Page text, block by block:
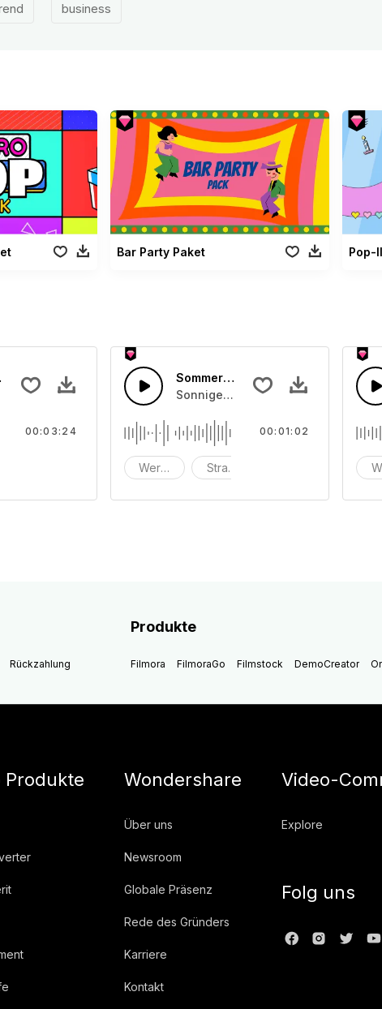
business
Bar Party Paket Pop-
Guitarren-Rock
Rockgitarre mit eingängigem Bass und Schlagzeug.
00:03:24
Sommer-Raggae
Sonniger Raggae mit Bass und
Werbung Strand
00:01:02
Rückzahlung
Produkte
Filmora FilmoraGo Filmstock DemoCreator
Produkte Wondershare
Über uns
Newsroom
Globale Präsenz
Rede des Gründers
Karriere
Kontakt
Video-
Explore
Folg uns